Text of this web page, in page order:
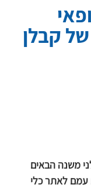
קבלן
משנה הבאים
עמם לאתר כלי